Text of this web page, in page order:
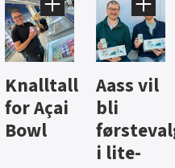
Brus og
jus fra
Berentsen
Hard
iste fra
Hansa